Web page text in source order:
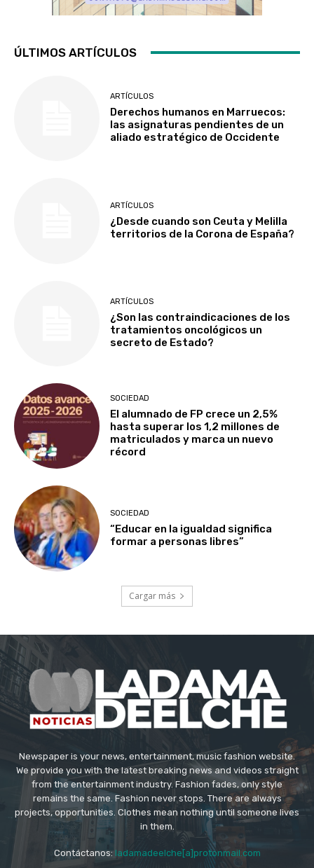
ÚLTIMOS ARTÍCULOS
ARTÍCULOS
Derechos humanos en Marruecos:
las asignaturas pendientes de un
aliado estratégico de Occidente
ARTÍCULOS
¿Desde cuando son Ceuta y Melilla
territorios de la Corona de España?
ARTÍCULOS
¿Son las contraindicaciones de los
tratamientos oncológicos un
secreto de Estado?
SOCIEDAD
El alumnado de FP crece un 2,5%
hasta superar los 1,2 millones de
matriculados y marca un nuevo
récord
SOCIEDAD
“Educar en la igualdad significa
formar a personas libres”
Cargar más
Newspaper is your news, entertainment, music fashion website.
We provide you with the latest breaking news and videos straight
from the entertainment industry. Fashion fades, only style
remains the same. Fashion never stops. There are always
projects, opportunities. Clothes mean nothing until someone lives
in them.
Contáctanos: ladamadeelche[a]protonmail.com